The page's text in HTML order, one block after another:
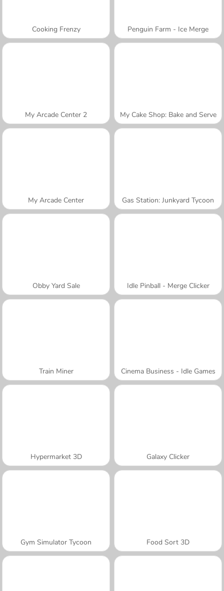
Cooking Frenzy Penguin Farm - Ice Merge
My Arcade Center 2 My Cake Shop: Bake and Serve
My Arcade Center Gas Station: Junkyard Tycoon
Obby Yard Sale Idle Pinball - Merge Clicker
Train Miner Cinema Business - Idle Games
Hypermarket 3D Galaxy Clicker
Gym Simulator Tycoon Food Sort 3D